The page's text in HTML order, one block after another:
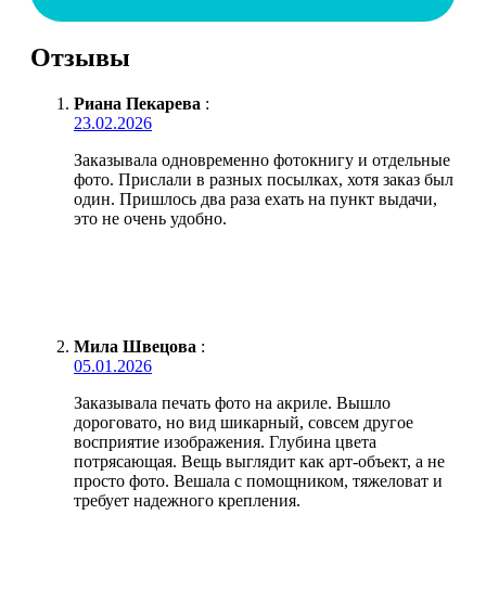
Отзывы
Риана Пекарева :
23.02.2026
Заказывала одновременно фотокнигу и отдельные
фото. Прислали в разных посылках, хотя заказ был
один. Пришлось два раза ехать на пункт выдачи,
это не очень удобно.
Мила Швецова :
05.01.2026
Заказывала печать фото на акриле. Вышло
дороговато, но вид шикарный, совсем другое
восприятие изображения. Глубина цвета
потрясающая. Вещь выглядит как арт-объект, а не
просто фото. Вешала с помощником, тяжеловат и
требует надежного крепления.